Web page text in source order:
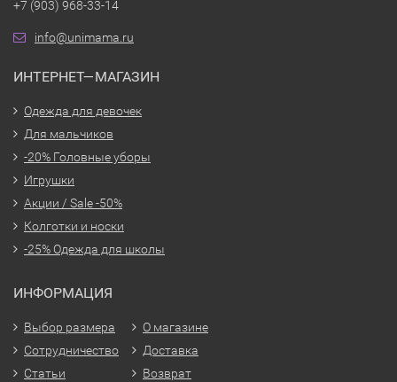
+7 (903) 968-33-14
info@unimama.ru
ИНТЕРНЕТ—МАГАЗИН
Одежда для девочек
Для мальчиков
-20% Головные уборы
Игрушки
Акции / Sale -50%
Колготки и носки
-25% Одежда для школы
ИНФОРМАЦИЯ
Выбор размера
Сотрудничество
Статьи
О магазине
Доставка
Возврат